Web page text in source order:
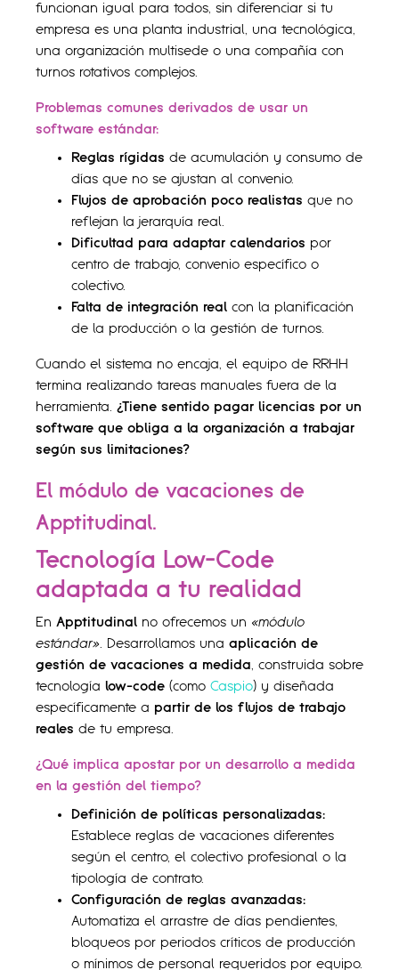
funcionan igual para todos, sin diferenciar si tu
empresa es una planta industrial, una tecnológica,
una organización multisede o una compañía con
turnos rotativos complejos.
Problemas comunes derivados de usar un
software estándar:
Reglas rígidas de acumulación y consumo de
días que no se ajustan al convenio.
Flujos de aprobación poco realistas que no
reflejan la jerarquía real.
Dificultad para adaptar calendarios por
centro de trabajo, convenio específico o
colectivo.
Falta de integración real con la planificación
de la producción o la gestión de turnos.
Cuando el sistema no encaja, el equipo de RRHH
termina realizando tareas manuales fuera de la
herramienta. ¿Tiene sentido pagar licencias por un
software que obliga a la organización a trabajar
según sus limitaciones?
El módulo de vacaciones de
Apptitudinal.
Tecnología Low-Code
adaptada a tu realidad
En Apptitudinal no ofrecemos un «módulo
estándar». Desarrollamos una aplicación de
gestión de vacaciones a medida, construida sobre
tecnología low-code (como Caspio) y diseñada
específicamente a partir de los flujos de trabajo
reales de tu empresa.
¿Qué implica apostar por un desarrollo a medida
en la gestión del tiempo?
Definición de políticas personalizadas:
Establece reglas de vacaciones diferentes
según el centro, el colectivo profesional o la
tipología de contrato.
Configuración de reglas avanzadas:
Automatiza el arrastre de días pendientes,
bloqueos por periodos críticos de producción
o mínimos de personal requeridos por equipo.